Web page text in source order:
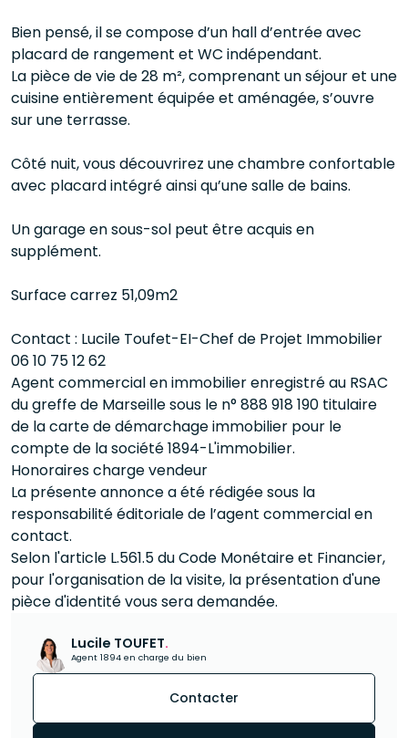
Bien pensé, il se compose d’un hall d’entrée avec
placard de rangement et WC indépendant.
La pièce de vie de 28 m², comprenant un séjour et une
cuisine entièrement équipée et aménagée, s’ouvre
sur une terrasse.
Côté nuit, vous découvrirez une chambre confortable
avec placard intégré ainsi qu’une salle de bains.
Un garage en sous-sol peut être acquis en
supplément.
Surface carrez 51,09m2
Contact : Lucile Toufet-EI-Chef de Projet Immobilier
06 10 75 12 62
Agent commercial en immobilier enregistré au RSAC
du greffe de Marseille sous le n° 888 918 190 titulaire
de la carte de démarchage immobilier pour le
compte de la société 1894-L'immobilier.
Honoraires charge vendeur
La présente annonce a été rédigée sous la
responsabilité éditoriale de l’agent commercial en
contact.
Selon l'article L.561.5 du Code Monétaire et Financier,
pour l'organisation de la visite, la présentation d'une
pièce d'identité vous sera demandée.
Lucile TOUFET.
Agent 1894 en charge du bien
Contacter